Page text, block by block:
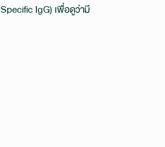
IgG) เพื่อดูว่ามี